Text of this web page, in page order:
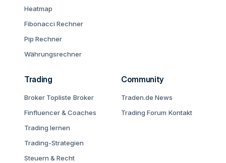
Heatmap
Fibonacci Rechner
Pip Rechner
Währungsrechner
Trading
Broker Topliste Broker
Finfluencer & Coaches
Trading lernen
Trading-Strategien
Steuern & Recht
Community
Traden.de News
Trading Forum Kontakt